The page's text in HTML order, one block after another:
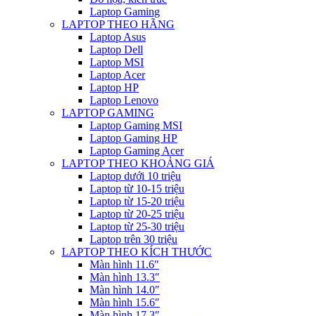
Laptop Gaming
LAPTOP THEO HÃNG
Laptop Asus
Laptop Dell
Laptop MSI
Laptop Acer
Laptop HP
Laptop Lenovo
LAPTOP GAMING
Laptop Gaming MSI
Laptop Gaming HP
Laptop Gaming Acer
LAPTOP THEO KHOẢNG GIÁ
Laptop dưới 10 triệu
Laptop từ 10-15 triệu
Laptop từ 15-20 triệu
Laptop từ 20-25 triệu
Laptop từ 25-30 triệu
Laptop trên 30 triệu
LAPTOP THEO KÍCH THƯỚC
Màn hình 11.6″
Màn hình 13.3″
Màn hình 14.0″
Màn hình 15.6″